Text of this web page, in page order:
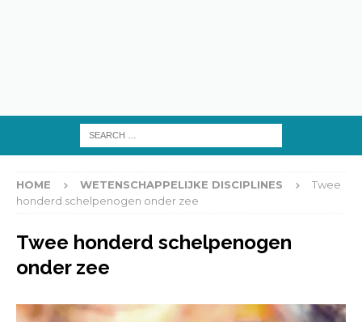
HOME WETENSCHAPPELIJKE DISCIPLINES
Twee
honderd schelpenogen onder zee
Twee honderd schelpenogen
onder zee